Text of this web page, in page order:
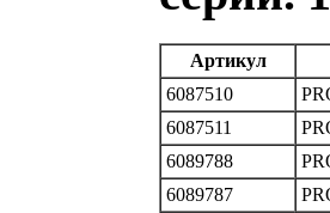
Артикул
6087510
6087511
6089788
6089787